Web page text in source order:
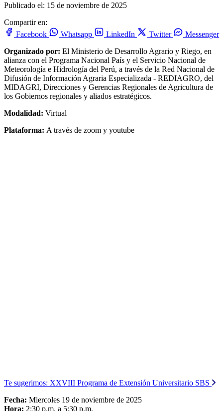
Publicado el: 15 de noviembre de 2025
Compartir en:
Facebook
Whatsapp LinkedIn Twitter
Messenger
Organizado por: El Ministerio de Desarrollo Agrario y Riego, en
alianza con el Programa Nacional País y el Servicio Nacional de
Meteorología e Hidrología del Perú, a través de la Red Nacional de
Difusión de Información Agraria Especializada - REDIAGRO, del
MIDAGRI, Direcciones y Gerencias Regionales de Agricultura de
los Gobiernos regionales y aliados estratégicos.
Modalidad: Virtual
Plataforma: A través de zoom y youtube
Te sugerimos: XXVIII Programa de Extensión Universitario SBS
Fecha: Miercoles 19 de noviembre de 2025
Hora: 2:30 p.m. a 5:30 p.m.